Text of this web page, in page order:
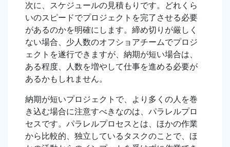
次に、スケジュールの見積もりです。どれくら
いのスピードでプロジェクトを完了させる必要
があるのかを明確にします。締め切りが厳しく
ない場合、少人数のオフショアチームでプロジ
ェクトを遂行できますが、納期が短い場合は、
ある程度、人数を増やして仕事を進める必要が
あるかもしれません。
納期が短いプロジェクトで、より多くの人を巻
き込む場合に注意すべきなのは、パラレルプロ
セスです。パラレルプロセスとは、ほかの作業
から比較的、独立しているタスクのことで、ほ